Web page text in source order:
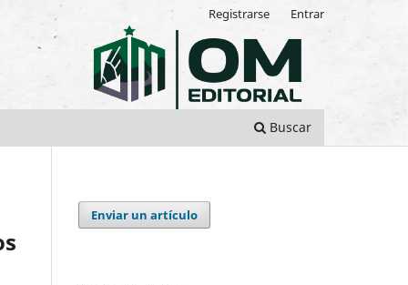
Buscar
Registrarse Entrar
Enviar un artículo